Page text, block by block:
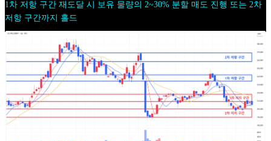
1차 저항 구간 재도달 시 보유 물량의 2~30% 분할 매도 진행 또는 2차
저항 구간까지 홀드